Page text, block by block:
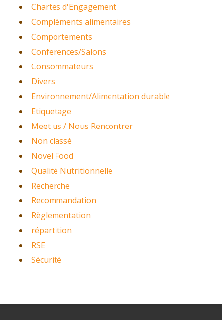
Chartes d'Engagement
Compléments alimentaires
Comportements
Conferences/Salons
Consommateurs
Divers
Environnement/Alimentation durable
Etiquetage
Meet us / Nous Rencontrer
Non classé
Novel Food
Qualité Nutritionnelle
Recherche
Recommandation
Règlementation
répartition
RSE
Sécurité